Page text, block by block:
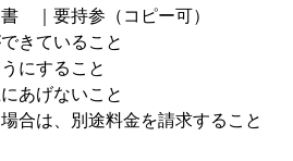
｜要持参（コピー可）
きていること
にすること
あげないこと
合は、別途料金を請求すること